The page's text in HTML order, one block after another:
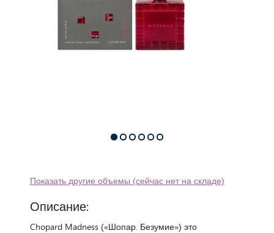
Показать другие объемы (сейчас нет на складе)
Описание:
Chopard Madness («Шопар. Безумие») это